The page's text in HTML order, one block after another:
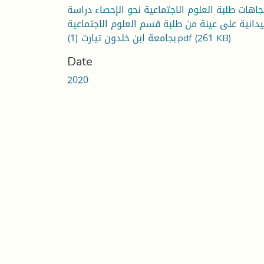
طلبة العلوم الاجتماعية نحو الإحصاء دراسة
على عينة من طلبة قسم العلوم الاجتماعية
بجامعة ابن خلدون تيارت (1).pdf(261 KB)
Date
2020